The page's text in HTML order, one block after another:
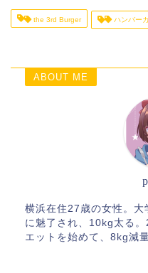
the 3rd Burger ハンバー
ABOUT ME
横浜在住27歳の女性。大
に魅了され、10kg太る
エットを始めて、8kg減